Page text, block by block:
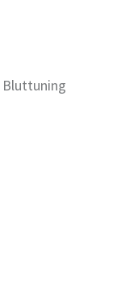
Bluttuning